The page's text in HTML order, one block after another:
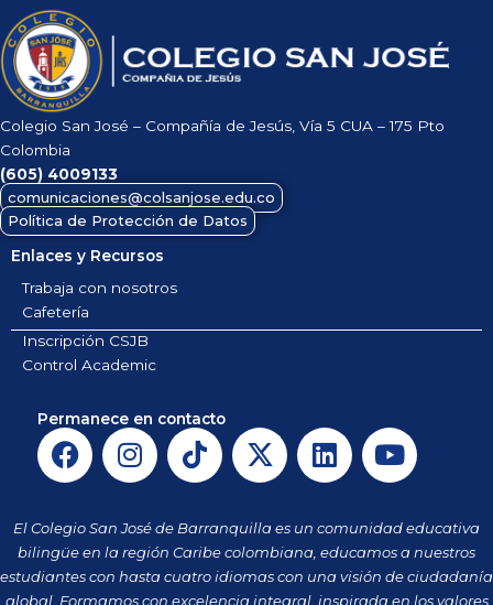
Colegio San José – Compañía de Jesús, Vía 5 CUA – 175 Pto
Colombia
(605) 4009133
comunicaciones@colsanjose.edu.co
Política de Protección de Datos
Enlaces y Recursos
Trabaja con nosotros
Cafetería
Inscripción CSJB
Control Academic
Permanece en contacto
F
a
e
b
o
I
n
t
a
g
T
i
t
o
k
X
-
w
i
t
L
i
k
e
d
Y
o
t
u
b
El Colegio San José de Barranquilla es un comunidad educativa
bilingüe en la región Caribe colombiana, educamos a nuestros
estudiantes con hasta cuatro idiomas con una visión de ciudadanía
global. Formamos con excelencia integral, inspirada en los valores